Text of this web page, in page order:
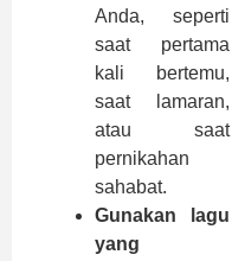
Anda, seperti
saat pertama
kali bertemu,
saat lamaran,
atau saat
pernikahan
sahabat.
Gunakan lagu
yang